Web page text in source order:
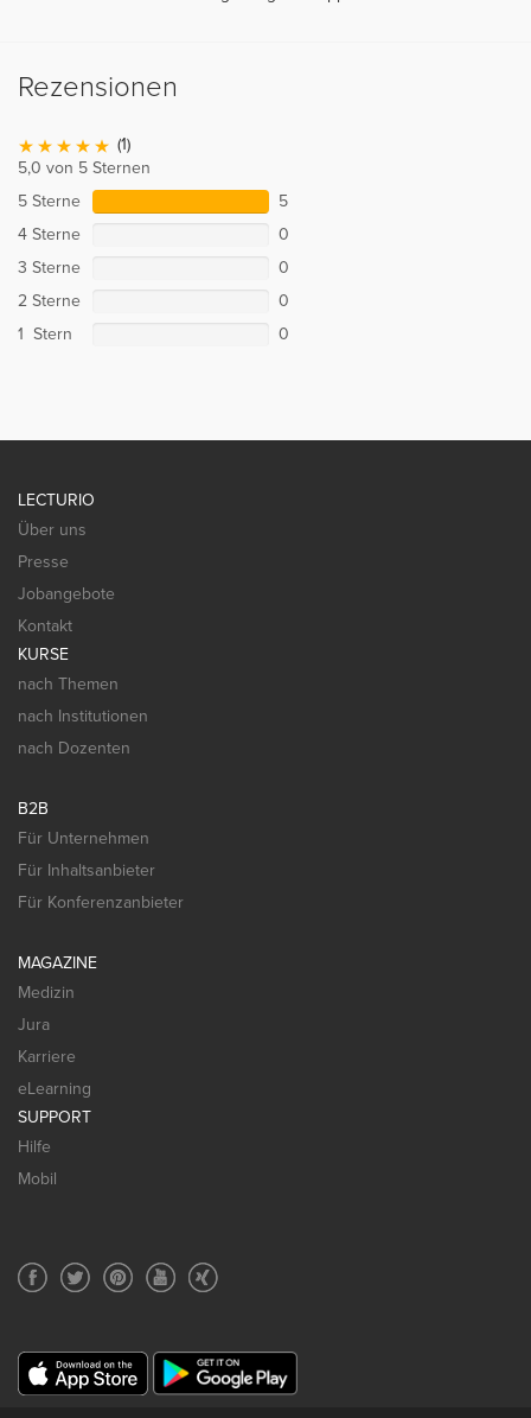
Rezensionen
(1)
5,0 von 5 Sternen
5 Sterne
5
4 Sterne
0
3 Sterne
0
2 Sterne
0
1 Stern
0
LECTURIO
Über uns
Presse
Jobangebote
Kontakt
KURSE
nach Themen
nach Institutionen
nach Dozenten
B2B
Für Unternehmen
Für Inhaltsanbieter
Für Konferenzanbieter
MAGAZINE
Medizin
Jura
Karriere
eLearning
SUPPORT
Hilfe
Mobil